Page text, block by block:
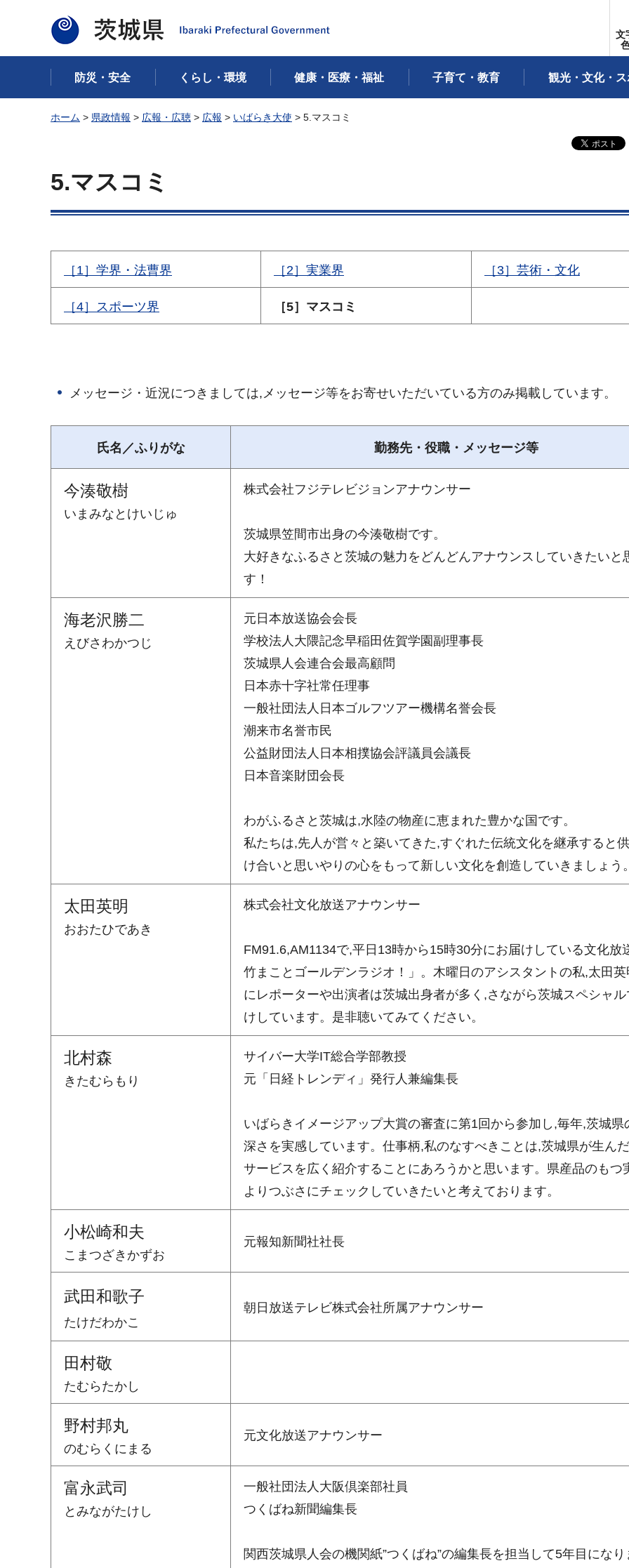
茨城県
文
防災・安全 くらし・環境 健康・医療・福祉 子育て・教育 観光・文化・
ホーム > 県政情報 > 広報・広聴 > 広報 > いばらき大使 > 5.マスコミ
5.マスコミ
［1］学界・法曹界 ［2］実業界 ［3］芸術・文化
［4］スポーツ界 ［5］マスコミ
メッセージ・近況につきましては,メッセージ等をお寄せいただいている方のみ掲載しています。
氏名／ふりがな 勤務先・役職・メッセージ等
今湊敬樹
いまみなとけいじゅ
株式会社フジテレビジョンアナウンサー
茨城県笠間市出身の今湊敬樹です。
大好きなふるさと茨城の魅力をどんどんアナウンスしていきたいと
す！
海老沢勝二
えびさわかつじ
元日本放送協会会長
学校法人大隈記念早稲田佐賀学園副理事長
茨城県人会連合会最高顧問
日本赤十字社常任理事
一般社団法人日本ゴルフツアー機構名誉会長
潮来市名誉市民
公益財団法人日本相撲協会評議員会議長
日本音楽財団会長
わがふるさと茨城は,水陸の物産に恵まれた豊かな国です。
私たちは,先人が営々と築いてきた,すぐれた伝統文化を継承すると
け合いと思いやりの心をもって新しい文化を創造していきましょう
太田英明
おおたひであき
株式会社文化放送アナウンサー
FM91.6,AM1134で,平日13時から15時30分にお届けしている文化放
竹まことゴールデンラジオ！」。木曜日のアシスタントの私,太田
にレポーターや出演者は茨城出身者が多く,さながら茨城スペシャ
けしています。是非聴いてみてください。
北村森
きたむらもり
サイバー大学IT総合学部教授
元「日経トレンディ」発行人兼編集長
いばらきイメージアップ大賞の審査に第1回から参加し,毎年,茨城県
深さを実感しています。仕事柄,私のなすべきことは,茨城県が生ん
サービスを広く紹介することにあろうかと思います。県産品のもつ
よりつぶさにチェックしていきたいと考えております。
小松崎和夫
こまつざきかずお
元報知新聞社社長
武田和歌子
たけだわかこ
朝日放送テレビ株式会社所属アナウンサー
田村敬
たむらたかし
野村邦丸
のむらくにまる
元文化放送アナウンサー
富永武司
とみながたけし
一般社団法人大阪倶楽部社員
つくばね新聞編集長
関西茨城県人会の機関紙”つくばね”の編集長を担当して5年目にな